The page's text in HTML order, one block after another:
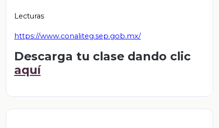
Lecturas
https://www.conaliteg.sep.gob.mx/
Descarga tu clase dando clic
aquí